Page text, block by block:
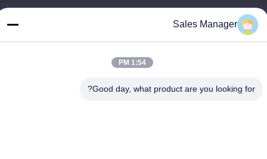
العنوان
هاتف:
Sales Manager
1:54 PM
Good day, what product are you looking for?